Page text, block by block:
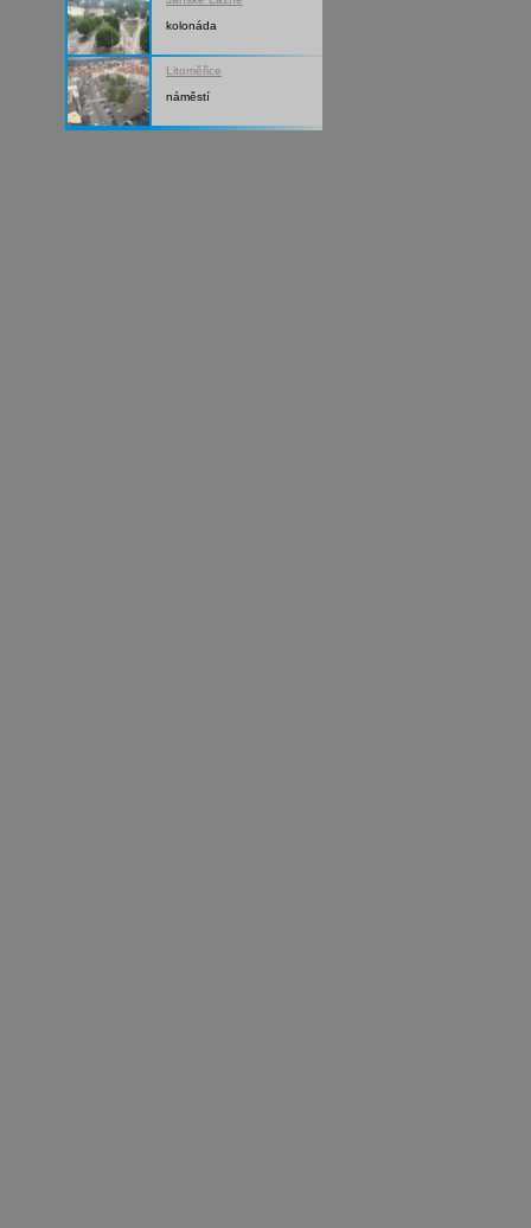
kolonáda
Litoměřice
náměstí